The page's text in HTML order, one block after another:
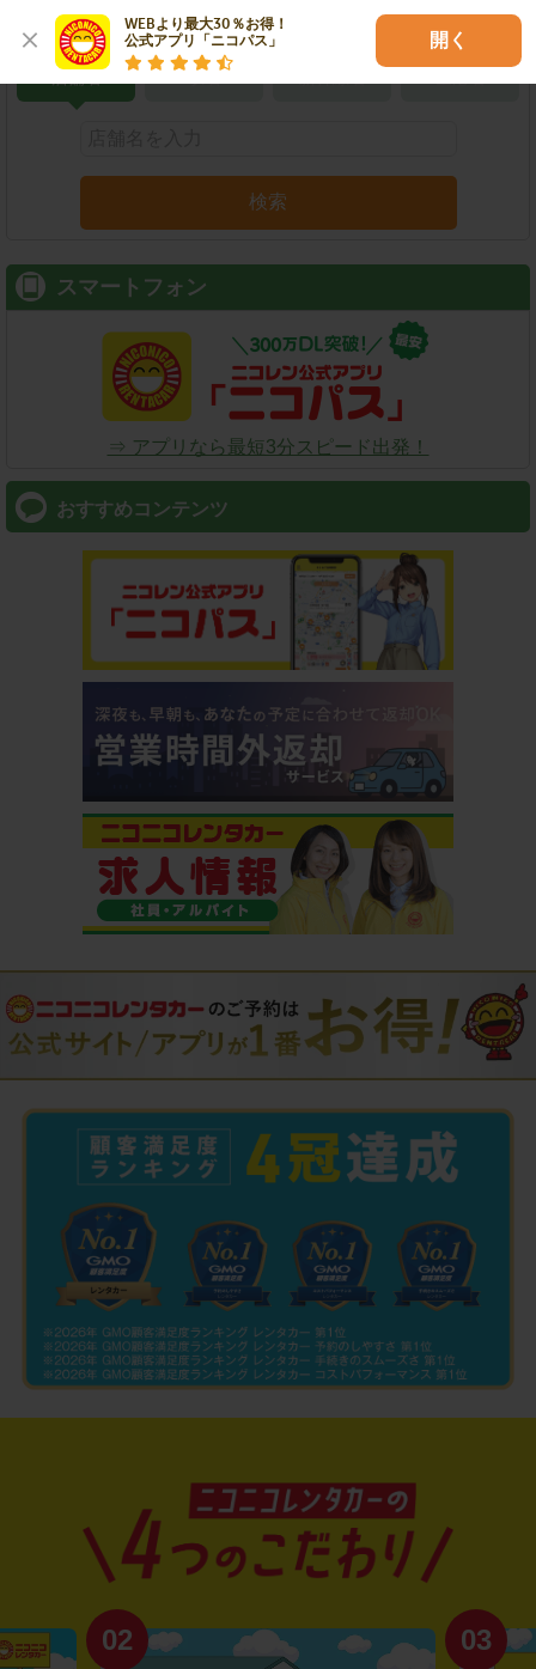
WEBより最大30％お得！
公式アプリ「ニコパス」
開く
こだわり条件で検索
検索
スマートフォン
⇒ アプリなら最短3分スピード出発！
おすすめコンテンツ
02 03